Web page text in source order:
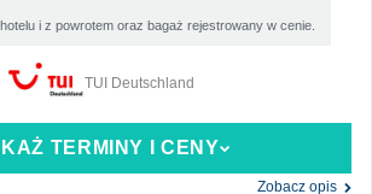
i z powrotem oraz bagaż rejestrowany w cenie.
TERMINY I CENY
Zobacz opis
TUI Deutschland